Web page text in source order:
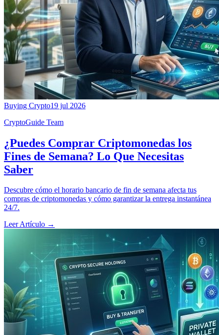
Buying Crypto19 jul 2026
CryptoGuide Team
¿Puedes Comprar Criptomonedas los
Fines de Semana? Lo Que Necesitas
Saber
Descubre cómo el horario bancario de fin de semana afecta tus
compras de criptomonedas y cómo garantizar la entrega instantánea
24/7.
Leer Artículo →